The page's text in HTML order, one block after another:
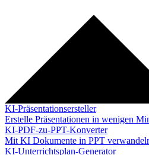
KI-Präsentationsersteller
Erstelle Präsentationen in wenigen
KI-PDF-zu-PPT-Konverter
Mit KI Dokumente in PPT
KI-Unterrichtsplan-Generator